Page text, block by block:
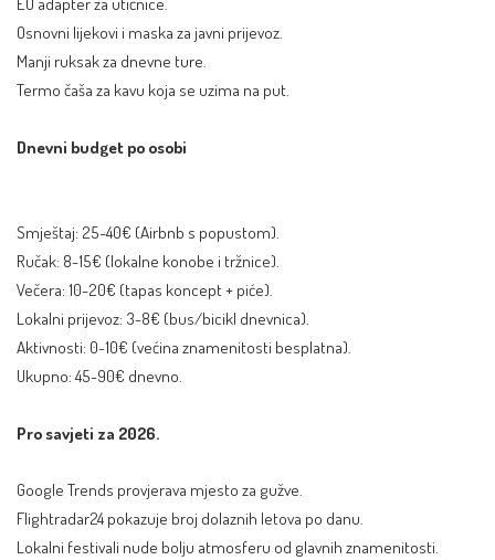
Osnovni lijekovi i maska za javni prijevoz.
Manji ruksak za dnevne ture.
Termo čaša za kavu koja se uzima na put.
Dnevni budget po osobi
Smještaj: 25-40€ (Airbnb s popustom).
Ručak: 8-15€ (lokalne konobe i tržnice).
Večera: 10-20€ (tapas koncept + piće).
Lokalni prijevoz: 3-8€ (bus/bicikl dnevnica).
Aktivnosti: 0-10€ (većina znamenitosti besplatna).
Ukupno: 45-90€ dnevno.
Pro savjeti za 2026.
Google Trends provjerava mjesto za gužve.
Flightradar24 pokazuje broj dolaznih letova po danu.
Lokalni festivali nude bolju atmosferu od glavnih znamenitosti.